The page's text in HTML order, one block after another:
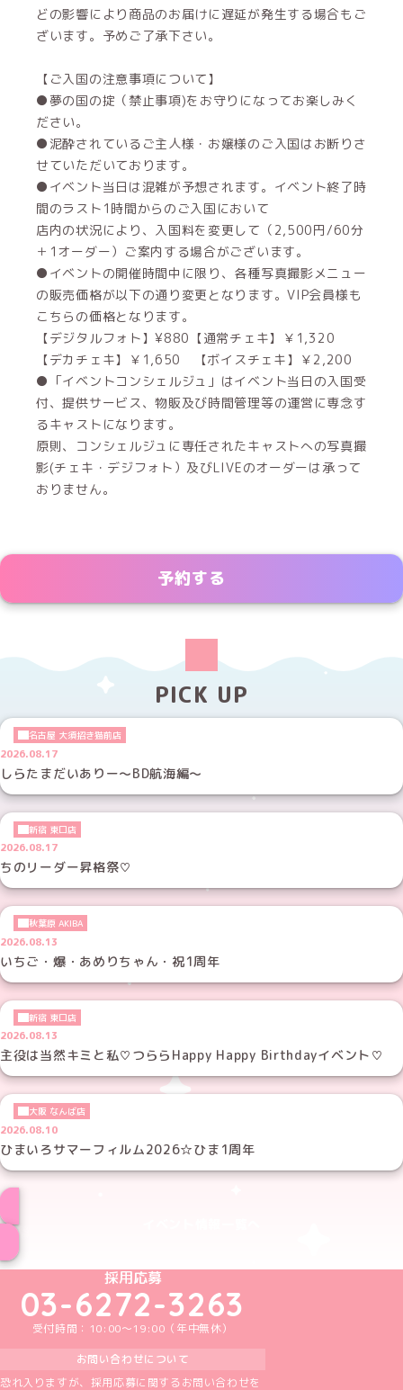
どの影響により商品のお届けに遅延が発生する場合もご
ざいます。予めご了承下さい。
【ご入国の注意事項について】
●夢の国の掟（禁止事項)をお守りになってお楽しみく
ださい。
●泥酔されているご主人様・お嬢様のご入国はお断りさ
せていただいております。
●イベント当日は混雑が予想されます。イベント終了時
間のラスト1時間からのご入国において
店内の状況により、入国料を変更して（2,500円/60分
＋1オーダー）ご案内する場合がございます。
●イベントの開催時間中に限り、各種写真撮影メニュー
の販売価格が以下の通り変更となります。VIP会員様も
こちらの価格となります。
【デジタルフォト】¥880【通常チェキ】￥1,320
【デカチェキ】￥1,650 【ボイスチェキ】￥2,200
●「イベントコンシェルジュ」はイベント当日の入国受
付、提供サービス、物販及び時間管理等の運営に専念す
るキャストになります。
原則、コンシェルジュに専任されたキャストへの写真撮
影(チェキ・デジフォト）及びLIVEのオーダーは承って
おりません。
予約する
PICK UP
名古屋 大須招き猫前店
2026.08.17
しらたまだいありー～BD航海編～
新宿 東口店
2026.08.17
ちのリーダー昇格祭♡
秋葉原 AKIBA
2026.08.13
いちご・爆・あめりちゃん・祝1周年
新宿 東口店
2026.08.13
主役は当然キミと私♡つららHappy Happy Birthdayイベント♡
大阪 なんば店
2026.08.10
ひまいろサマーフィルム2026☆ひま1周年
めいどりーみんTikTok公式アカウント
めいどりーみんX公式アカウント
めいどりーみんInstagram公式アカウント
めいどりーみんFacebook公式アカウン
めいどりーみんYouTube公式アカ
採用応募
03-6272-3263
受付時間：10:00～19:00（年中無休）
お問い合わせについて
恐れ入りますが、採用応募に関するお問い合わせを